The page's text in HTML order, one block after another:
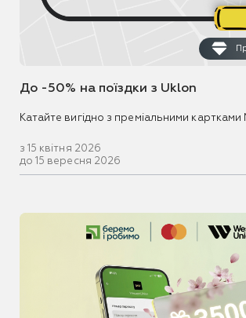
До -50% на поїздки з Uklon
Катайте вигідно з преміальними
з 15 квітня 2026
до 15 вересня 2026